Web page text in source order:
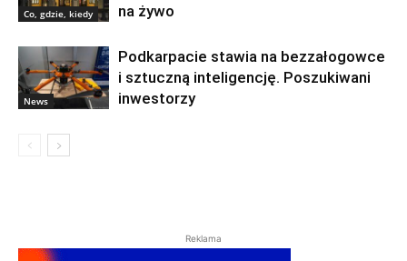
Co, gdzie, kiedy
na żywo
News
Podkarpacie stawia na bezzałogowce
i sztuczną inteligencję. Poszukiwani
inwestorzy
Reklama